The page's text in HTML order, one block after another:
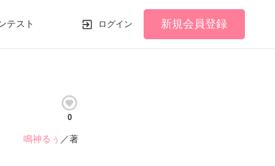
テスト ログイン 新規会員登録
0
鳴神るぅ ／著